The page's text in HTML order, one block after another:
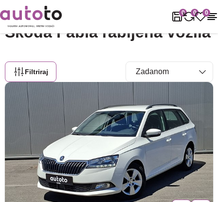
0 0 0
Naslovnica Rabljena vozila
Škoda Fabia rabljena vozila
Filtriraj